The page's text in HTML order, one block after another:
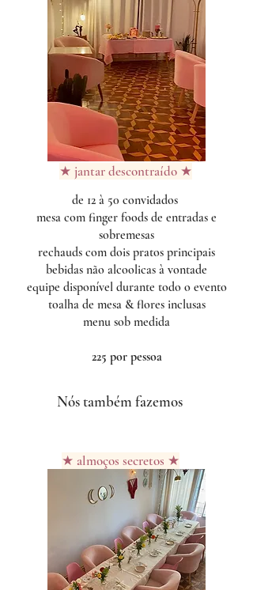
★ jantar descontraído ★
de 12 à 50 convidados
mesa com finger foods de entradas e
sobremesas
rechauds com dois pratos principais
bebidas não alcoolicas à vontade
equipe disponível durante todo o evento
toalha de mesa & flores inclusas
menu sob medida
225 por pessoa
Nós também fazemos
★ almoços secretos ★